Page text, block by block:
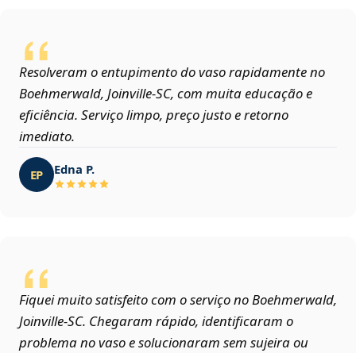
Resolveram o entupimento do vaso rapidamente no
Boehmerwald, Joinville‑SC, com muita educação e
eficiência. Serviço limpo, preço justo e retorno
imediato.
EP Edna P.
Fiquei muito satisfeito com o serviço no Boehmerwald,
Joinville‑SC. Chegaram rápido, identificaram o
problema no vaso e solucionaram sem sujeira ou